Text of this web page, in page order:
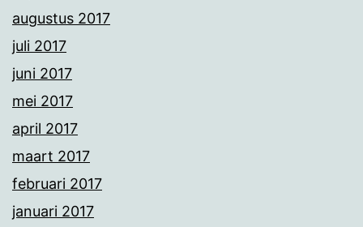
augustus 2017
juli 2017
juni 2017
mei 2017
april 2017
maart 2017
februari 2017
januari 2017